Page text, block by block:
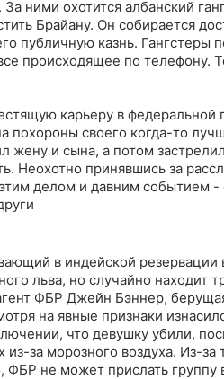
ними охотится албанский
Брайану. Он собирается
публичную казнь. Гангстеры
происходящее по телефону.
карьеру в федеральной
похороны своего когда-то
жену и сына, а потом
Неохотно принявшись за
делом и давним событием
в индейской резервации
льва, но случайно находит
ФБР Джейн Бэннер,
на явные признаки
что девушку убили,
из-за морозного воздуха. Из-за
ФБР не может прислать группу